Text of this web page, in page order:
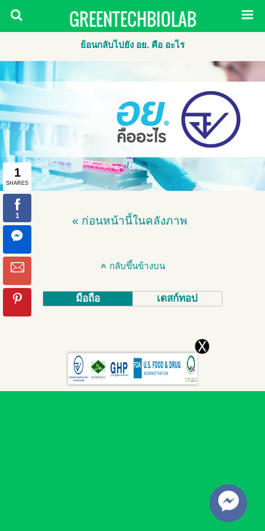
GREENTECHBIOLAB
ย้อนกลับไปยัง อย. คือ อะไร
« ก่อนหน้านี้ในคลังภาพ
กลับขึ้นข้างบน
มือถือ เดสก์ทอป